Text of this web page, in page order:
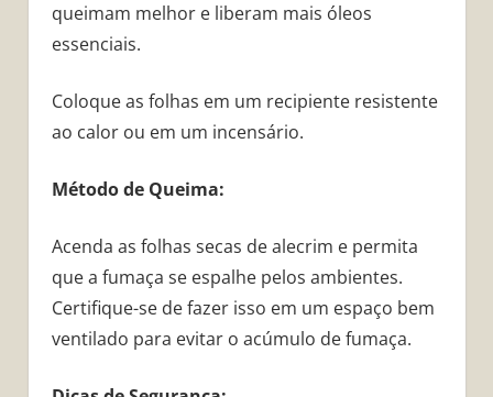
queimam melhor e liberam mais óleos
essenciais.
Coloque as folhas em um recipiente resistente
ao calor ou em um incensário.
Método de Queima:
Acenda as folhas secas de alecrim e permita
que a fumaça se espalhe pelos ambientes.
Certifique-se de fazer isso em um espaço bem
ventilado para evitar o acúmulo de fumaça.